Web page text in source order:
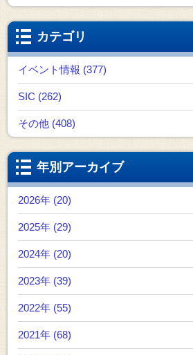
カテゴリ
イベント情報 (377)
SIC (262)
その他 (408)
年別アーカイブ
2026年 (20)
2025年 (29)
2024年 (20)
2023年 (39)
2022年 (55)
2021年 (68)